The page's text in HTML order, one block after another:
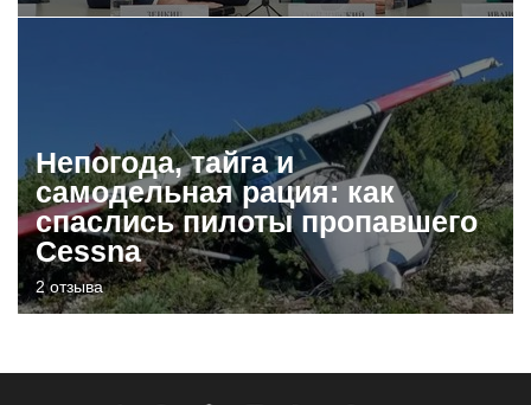
Непогода, тайга и
самодельная рация: как
спаслись пилоты пропавшего
Cessna
2 отзыва